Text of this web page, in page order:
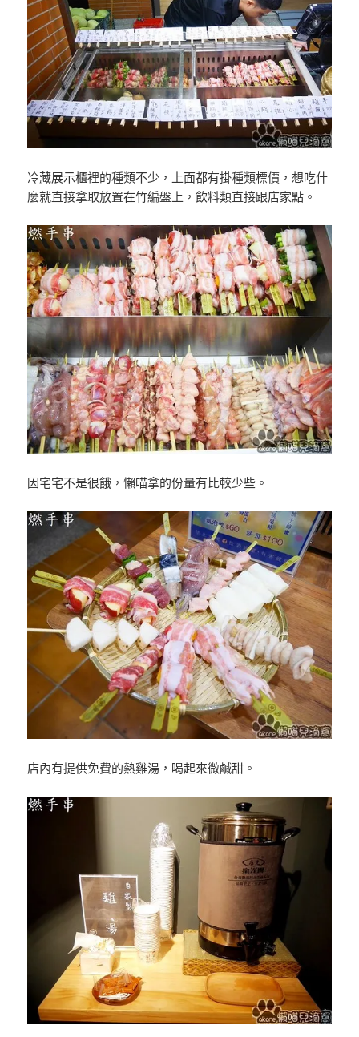
冷藏展示櫃裡的種類不少，上面都有掛種類標價，想吃什
麼就直接拿取放置在竹編盤上，飲料類直接跟店家點。
因宅宅不是很餓，懶喵拿的份量有比較少些。
店內有提供免費的熱雞湯，喝起來微鹹甜。